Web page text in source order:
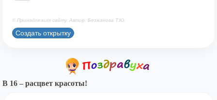
© Принадлежит сайту. Автор: Безжанова Т.Ю.
Создать открытку
В 16 – расцвет красоты!